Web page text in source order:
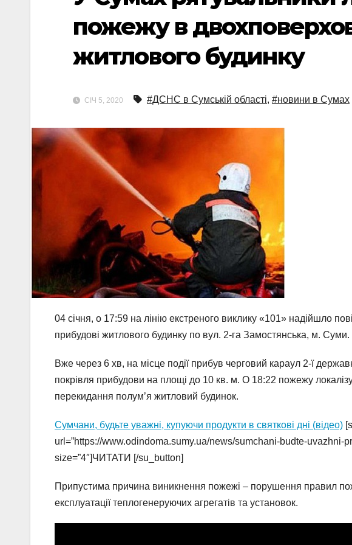
пожежу в
житлового будинку
СІЧ 5, 2020 #ДСНС в Сумській області, #новини в Сумах
04 січня, о 17:59 на лінію екстреного виклику «101» надійшло
прибудові житлового будинку по вул. 2-га Замостянська, м. Суми.
Вже через 6 хв, на місце події прибув черговий караул 2-ї
покрівля прибудови на площі до 10 кв. м. О 18:22 пожежу
перекидання полум’я житловий будинок.
Сумчани, будьте уважні, купуючи продукти в святкові дні (відео)
url=”https://www.odindoma.sumy.ua/news/sumchani-budte-uvazhni-
size=”4″]ЧИТАТИ [/su_button]
Припустима причина виникнення пожежі – порушення правил
експлуатації теплогенеруючих агрегатів та установок.